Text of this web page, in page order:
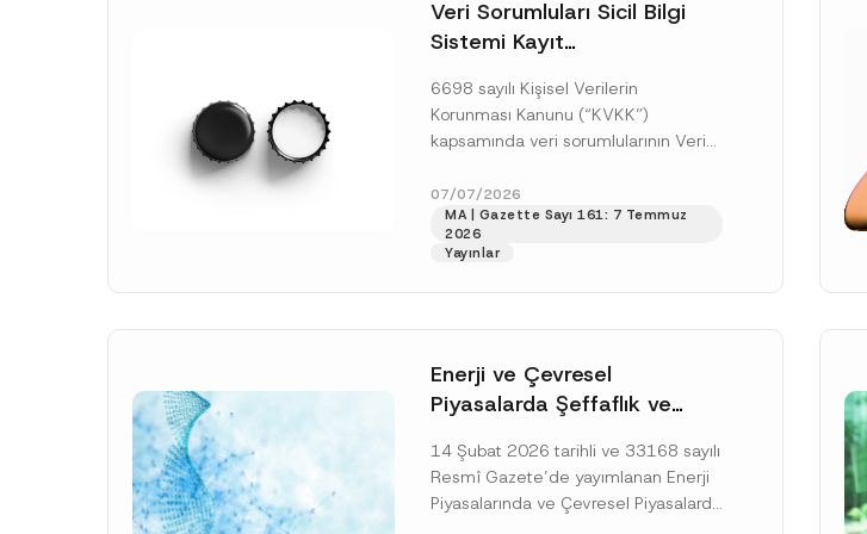
Veri Sorumluları Sicil Bilgi
Sistemi Kayıt
Uzatımı
6698 sayılı Kişisel Verilerin
Korunması Kanunu (“KVKK”)
kapsamında veri sorumlularının Veri
(“VERBİS”) kayıt ve bildirim
yükümlülüğüne ilişkin eşikler Kişisel...
[Devamını Oku]
07/07/2026
MA | Gazette Sayı 161: 7 Temmuz
2026
Yayınlar
Enerji ve Çevresel
Piyasalarda Şeffaflık ve
İlişkin Yönetmelik’in Yürürlük
Tarihi Ertelendi
14 Şubat 2026 tarihli ve 33168 sayılı
Resmî Gazete’de yayımlanan Enerji
Piyasalarında ve Çevresel Piyasalarda